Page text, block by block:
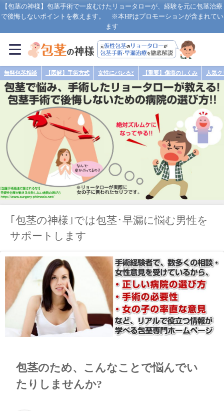
【包茎の神様】包茎手術で一皮むけたリョータローが、経験を元に包茎治療
で後悔しないポイントを教えます。 ※本HPはプロモーションが含まれてい
ます
無料包茎相談 【図解】手術方式 女性にバレる? 【重要】傷痕のしくみ 人気
｢包茎の神様｣では包茎･早漏に悩む男性を
サポートします
包茎のため、こんなことで悩んでい
たりしませんか?